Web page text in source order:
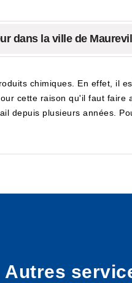
dans la ville de
chimiques. En effet, il
cette raison qu'il faut
depuis plusieurs années.
Autres